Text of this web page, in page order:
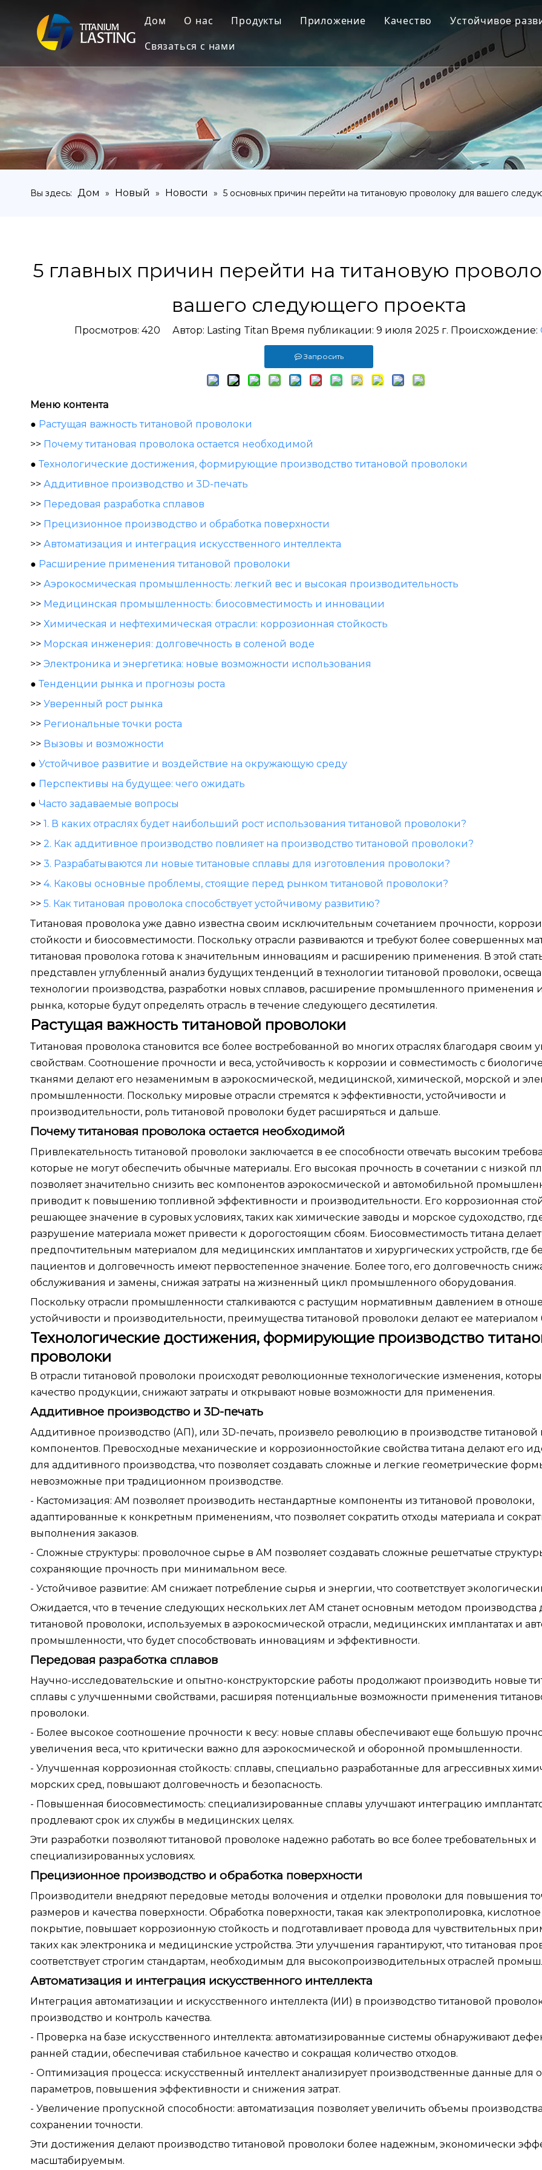
Дом О нас Продукты
Титановая застежка
Титановые фитинги для труб
Титановая ковка
Титановый лист
Приложение
Аэрокосмическая промышленность
Медицинский
Морская инженерия
Химическая промышленность
Промышленность
Качество Устойчивое
Связаться с нами
Вы здесь: Дом » Новый » Новости » 5 основных причин перейти на титановую проволоку для вашего
5 главных причин перейти на титановую
вашего следующего проекта
Просмотров: 420 Автор: Lasting Titan Время публикации: 9 июля 2025 г. Происхождение:
Запросить
Меню контента
● Растущая важность титановой проволоки
>> Почему титановая проволока остается необходимой
● Технологические достижения, формирующие производство титановой проволоки
>> Аддитивное производство и 3D-печать
>> Передовая разработка сплавов
>> Прецизионное производство и обработка поверхности
>> Автоматизация и интеграция искусственного интеллекта
● Расширение применения титановой проволоки
>> Аэрокосмическая промышленность: легкий вес и высокая производительность
>> Медицинская промышленность: биосовместимость и инновации
>> Химическая и нефтехимическая отрасли: коррозионная стойкость
>> Морская инженерия: долговечность в соленой воде
>> Электроника и энергетика: новые возможности использования
● Тенденции рынка и прогнозы роста
>> Уверенный рост рынка
>> Региональные точки роста
>> Вызовы и возможности
● Устойчивое развитие и воздействие на окружающую среду
● Перспективы на будущее: чего ожидать
● Часто задаваемые вопросы
>> 1. В каких отраслях будет наибольший рост использования титановой проволоки?
>> 2. Как аддитивное производство повлияет на производство титановой проволоки?
>> 3. Разрабатываются ли новые титановые сплавы для изготовления проволоки?
>> 4. Каковы основные проблемы, стоящие перед рынком титановой проволоки?
>> 5. Как титановая проволока способствует устойчивому развитию?
Титановая проволока уже давно известна своим исключительным сочетанием прочности,
стойкости и биосовместимости. Поскольку отрасли развиваются и требуют более совершенных
титановая проволока готова к значительным инновациям и расширению применения. В этой
представлен углубленный анализ будущих тенденций в технологии титановой проволоки,
технологии производства, разработки новых сплавов, расширение промышленного применения
рынка, которые будут определять отрасль в течение следующего десятилетия.
Растущая важность титановой проволоки
Титановая проволока становится все более востребованной во многих отраслях благодаря своим
свойствам. Соотношение прочности и веса, устойчивость к коррозии и совместимость с
тканями делают его незаменимым в аэрокосмической, медицинской, химической, морской и
промышленности. Поскольку мировые отрасли стремятся к эффективности, устойчивости и
производительности, роль титановой проволоки будет расширяться и дальше.
Почему титановая проволока остается необходимой
Привлекательность титановой проволоки заключается в ее способности отвечать высоким
которые не могут обеспечить обычные материалы. Его высокая прочность в сочетании с низкой
позволяет значительно снизить вес компонентов аэрокосмической и автомобильной
приводит к повышению топливной эффективности и производительности. Его коррозионная
решающее значение в суровых условиях, таких как химические заводы и морское судоходство,
разрушение материала может привести к дорогостоящим сбоям. Биосовместимость титана делает
предпочтительным материалом для медицинских имплантатов и хирургических устройств, где
пациентов и долговечность имеют первостепенное значение. Более того, его долговечность
обслуживания и замены, снижая затраты на жизненный цикл промышленного оборудования.
Поскольку отрасли промышленности сталкиваются с растущим нормативным давлением в
устойчивости и производительности, преимущества титановой проволоки делают ее материалом
Технологические достижения, формирующие производство
проволоки
В отрасли титановой проволоки происходят революционные технологические изменения,
качество продукции, снижают затраты и открывают новые возможности для применения.
Аддитивное производство и 3D-печать
Аддитивное производство (АП), или 3D-печать, произвело революцию в производстве титановой
компонентов. Превосходные механические и коррозионностойкие свойства титана делают его
для аддитивного производства, что позволяет создавать сложные и легкие геометрические
невозможные при традиционном производстве.
- Кастомизация: AM позволяет производить нестандартные компоненты из титановой проволоки,
адаптированные к конкретным применениям, что позволяет сократить отходы материала и
выполнения заказов.
- Сложные структуры: проволочное сырье в АМ позволяет создавать сложные решетчатые
сохраняющие прочность при минимальном весе.
- Устойчивое развитие: AM снижает потребление сырья и энергии, что соответствует
Ожидается, что в течение следующих нескольких лет АМ станет основным методом производства
титановой проволоки, используемых в аэрокосмической отрасли, медицинских имплантатах и
промышленности, что будет способствовать инновациям и эффективности.
Передовая разработка сплавов
Научно-исследовательские и опытно-конструкторские работы продолжают производить новые
сплавы с улучшенными свойствами, расширяя потенциальные возможности применения
проволоки.
- Более высокое соотношение прочности к весу: новые сплавы обеспечивают еще большую
увеличения веса, что критически важно для аэрокосмической и оборонной промышленности.
- Улучшенная коррозионная стойкость: сплавы, специально разработанные для агрессивных
морских сред, повышают долговечность и безопасность.
- Повышенная биосовместимость: специализированные сплавы улучшают интеграцию
продлевают срок их службы в медицинских целях.
Эти разработки позволяют титановой проволоке надежно работать во все более требовательных и
специализированных условиях.
Прецизионное производство и обработка поверхности
Производители внедряют передовые методы волочения и отделки проволоки для повышения
размеров и качества поверхности. Обработка поверхности, такая как электрополировка,
покрытие, повышает коррозионную стойкость и подготавливает провода для чувствительных
таких как электроника и медицинские устройства. Эти улучшения гарантируют, что титановая
соответствует строгим стандартам, необходимым для высокопроизводительных отраслей
Автоматизация и интеграция искусственного интеллекта
Интеграция автоматизации и искусственного интеллекта (ИИ) в производство титановой
производство и контроль качества.
- Проверка на базе искусственного интеллекта: автоматизированные системы обнаруживают
ранней стадии, обеспечивая стабильное качество и сокращая количество отходов.
- Оптимизация процесса: искусственный интеллект анализирует производственные данные для
параметров, повышения эффективности и снижения затрат.
- Увеличение пропускной способности: автоматизация позволяет увеличить объемы
сохранении точности.
Эти достижения делают производство титановой проволоки более надежным, экономически
масштабируемым.